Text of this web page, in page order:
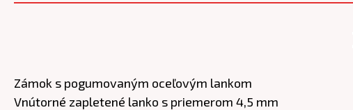
Zámok s pogumovaným oceľovým lankom
Vnútorné zapletené lanko s priemerom 4,5 mm